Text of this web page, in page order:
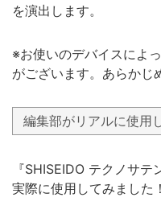
を演出します。
※お使いのデバイスによ
がございます。あらかじ
編集部がリアルに使用
『SHISEIDO テクノサ
実際に使用してみました！